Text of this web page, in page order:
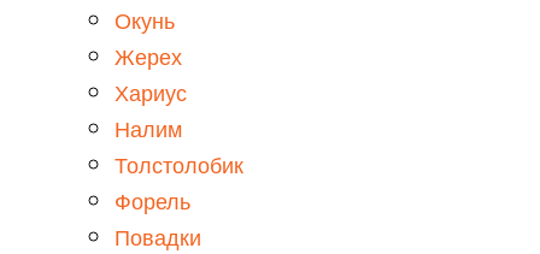
Окунь
Жерех
Хариус
Налим
Толстолобик
Форель
Повадки